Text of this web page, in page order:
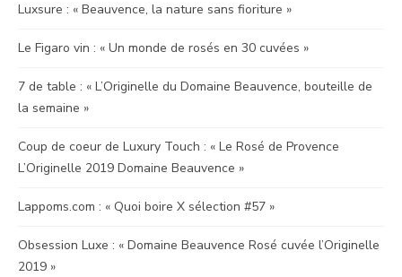
Luxsure : « Beauvence, la nature sans fioriture »
Le Figaro vin : « Un monde de rosés en 30 cuvées »
7 de table : « L’Originelle du Domaine Beauvence, bouteille de
la semaine »
Coup de coeur de Luxury Touch : « Le Rosé de Provence
L’Originelle 2019 Domaine Beauvence »
Lappoms.com : « Quoi boire X sélection #57 »
Obsession Luxe : « Domaine Beauvence Rosé cuvée l’Originelle
2019 »